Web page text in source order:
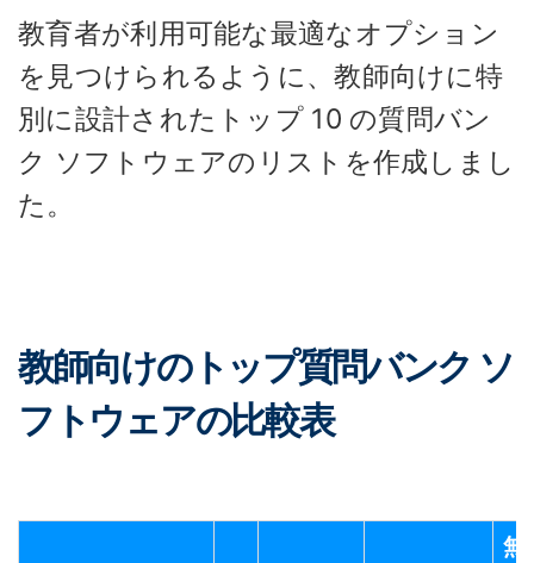
教育者が利用可能な最適なオプション
を見つけられるように、教師向けに特
別に設計されたトップ 10 の質問バン
ク ソフトウェアのリストを作成しまし
た。
教師向けのトップ質問バンク ソ
フトウェアの比較表
無